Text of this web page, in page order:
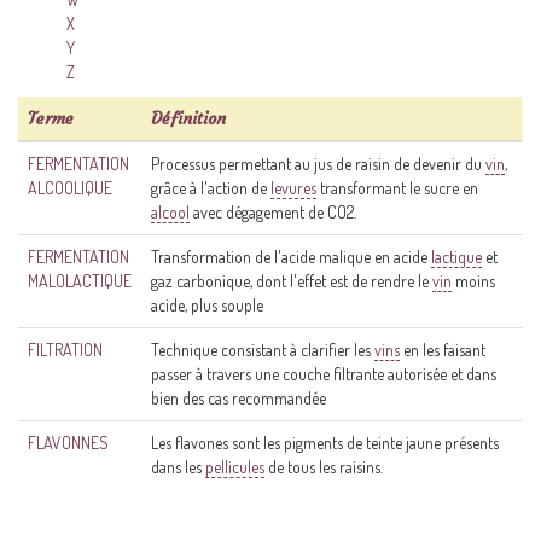
X
Y
Z
Terme Définition
FERMENTATION
ALCOOLIQUE
Processus permettant au jus de raisin de devenir du vin,
grâce à l'action de levures transformant le sucre en
alcool avec dégagement de CO2.
FERMENTATION
MALOLACTIQUE
Transformation de l'acide malique en acide lactique et
gaz carbonique, dont l'effet est de rendre levin moins
acide, plus souple
FILTRATION Technique consistant à clarifier lesvins en les faisant
passer à travers une couche filtrante autorisée et dans
bien des cas recommandée
FLAVONNES
Les flavones sont les pigments de teinte jaune présents
dans les pellicules de tous les raisins.